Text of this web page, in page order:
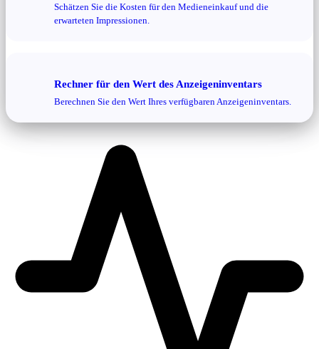
Schätzen Sie die Kosten für den Medieneinkauf und die
erwarteten Impressionen.
Rechner für den Wert des Anzeigeninventars
Berechnen Sie den Wert Ihres verfügbaren Anzeigeninventars.